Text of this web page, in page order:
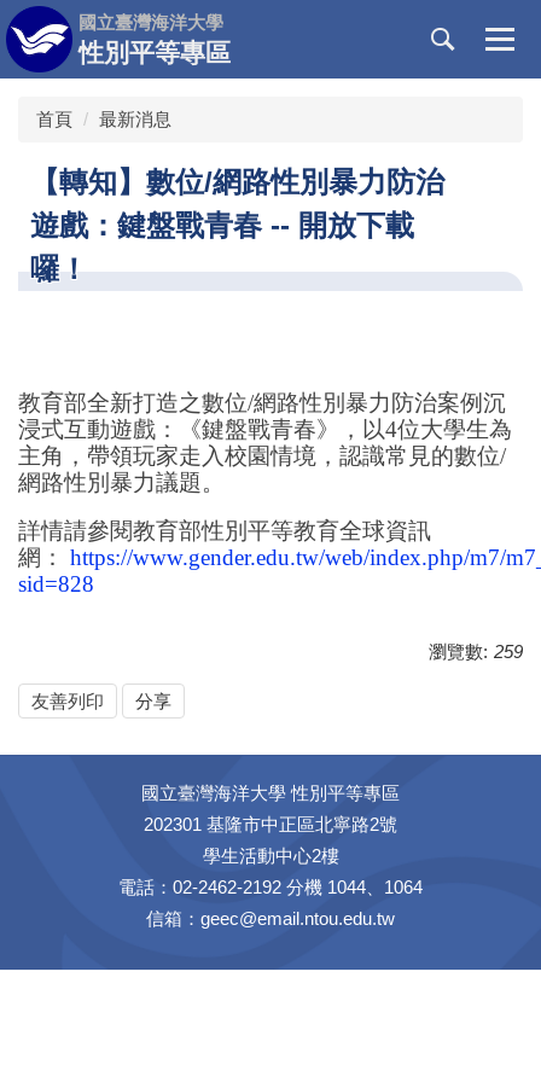
跳
到
主
國立臺灣海洋大學
性別平等專區
首頁 最新消息
【轉知】數位/網路性別暴力防治
遊戲：鍵盤戰青春 -- 開放下載
囉！
教育部全新打造之數位/網路性別暴力防治案例沉
浸式互動遊戲：《鍵盤戰青春》，以4位大學生為
主角，帶領玩家走入校園情境，認識常見的數位/
網路性別暴力議題。
詳情請參閱教育部性別平等教育全球資訊
網： https://www.gender.edu.tw/web/index.php/m7/
sid=828
瀏覽數: 259
友善列印 分享
國立臺灣海洋大學 性別平等專區
202301 基隆市中正區北寧路2號
學生活動中心2樓
電話：02-2462-2192 分機 1044、1064
信箱：geec@email.ntou.edu.tw